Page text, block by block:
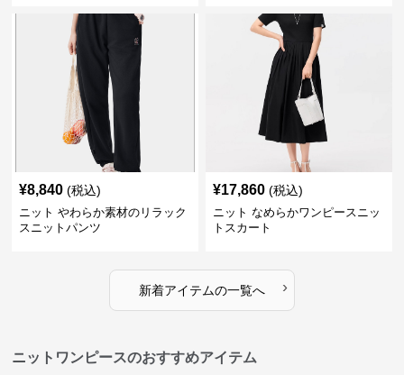
¥8,840 (税込)
ニット やわらか素材のリラック
スニットパンツ
¥17,860 (税込)
ニット なめらかワンピースニッ
トスカート
新着アイテムの一覧へ ›
ニットワンピースのおすすめアイテム